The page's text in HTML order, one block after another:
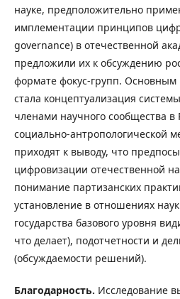
науке, предположительно
имплементации принципов
governance) в отечественной
предложили их к обсуждению
формате фокус-групп. Основным
стала концептуализация
членами научного сообщества
социально-антропологической
приходят к выводу, что
цифровизации отечественной
понимание партизанских
установление в отношениях
государства базового уровня
что делает), подотчетности и
(обсуждаемости решений).
Благодарность. Исследование